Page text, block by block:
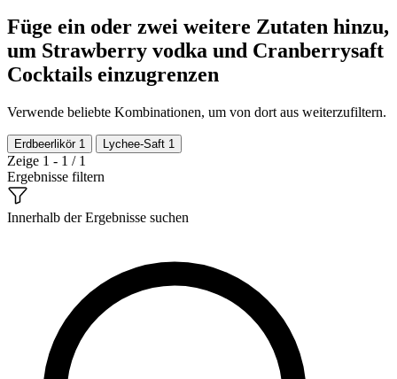
Füge ein oder zwei weitere Zutaten hinzu,
um Strawberry vodka und Cranberrysaft
Cocktails einzugrenzen
Verwende beliebte Kombinationen, um von dort aus weiterzufiltern.
Erdbeerlikör 1 Lychee-Saft 1
Zeige 1 - 1 / 1
Ergebnisse filtern
Innerhalb der Ergebnisse suchen